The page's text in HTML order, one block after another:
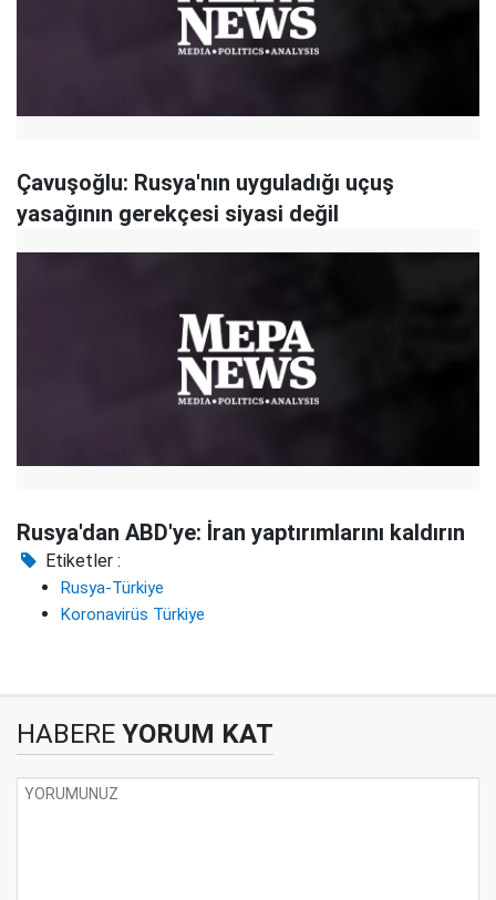
Çavuşoğlu: Rusya'nın uyguladığı uçuş
yasağının gerekçesi siyasi değil
Rusya'dan ABD'ye: İran yaptırımlarını kaldırın
Etiketler :
Rusya-Türkiye
Koronavirüs Türkiye
HABERE YORUM KAT